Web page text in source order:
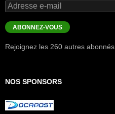
Adresse
e-
mail
ABONNEZ-VOUS
Rejoignez les 260 autres abonnés
NOS SPONSORS